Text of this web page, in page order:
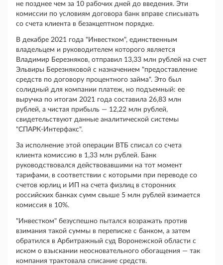
не позднее чем за 10 рабочих дней до введения. Эти
комиссии по условиям договора банк вправе списывать
со счета клиента в безакцептном порядке.
В декабре 2021 года "Инвестком", единственным
владельцем и руководителем которого является
Владимир Березняков, отправил 13,33 млн рублей на счет
Эльвиры Березняковой с назначением "предоставление
средств по договору процентного займа". Это был
солидный для компании платеж, но подъемный: ее
выручка по итогам 2021 года составила 26,83 млн
рублей, а чистая прибыль — 12,22 млн рублей,
свидетельствуют данные аналитической системы
"СПАРК-Интерфакс".
За исполнение этой операции ВТБ списал со счета
клиента комиссию в 1,33 млн рублей. Банк
руководствовался действовавшими на тот момент
тарифами, в соответствии с которыми при переводе со
счетов юрлиц и ИП на счета физлиц в сторонних
российских банках сумм свыше 5 млн рублей взимается
комиссия в 10%.
"Инвестком" безуспешно пытался возражать против
взимания такой суммы в переписке с банком, а затем
обратился в Арбитражный суд Воронежской области с
иском о взыскании неосновательного обогащения — так
компания трактовала списание средств.